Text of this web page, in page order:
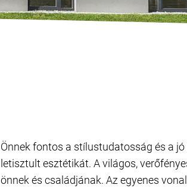
Önnek fontos a stílustudatosság és a
letisztult esztétikát. A világos,
önnek és családjának. Az egyenes